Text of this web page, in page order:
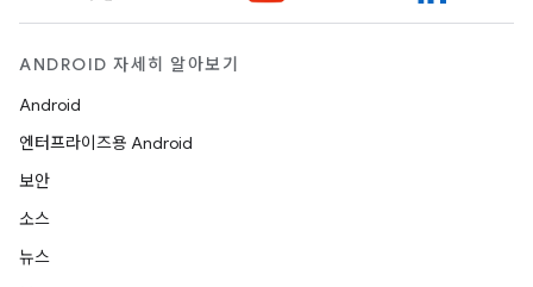
ANDROID 자세히 알아보기
Android
엔터프라이즈용 Android
보안
소스
뉴스